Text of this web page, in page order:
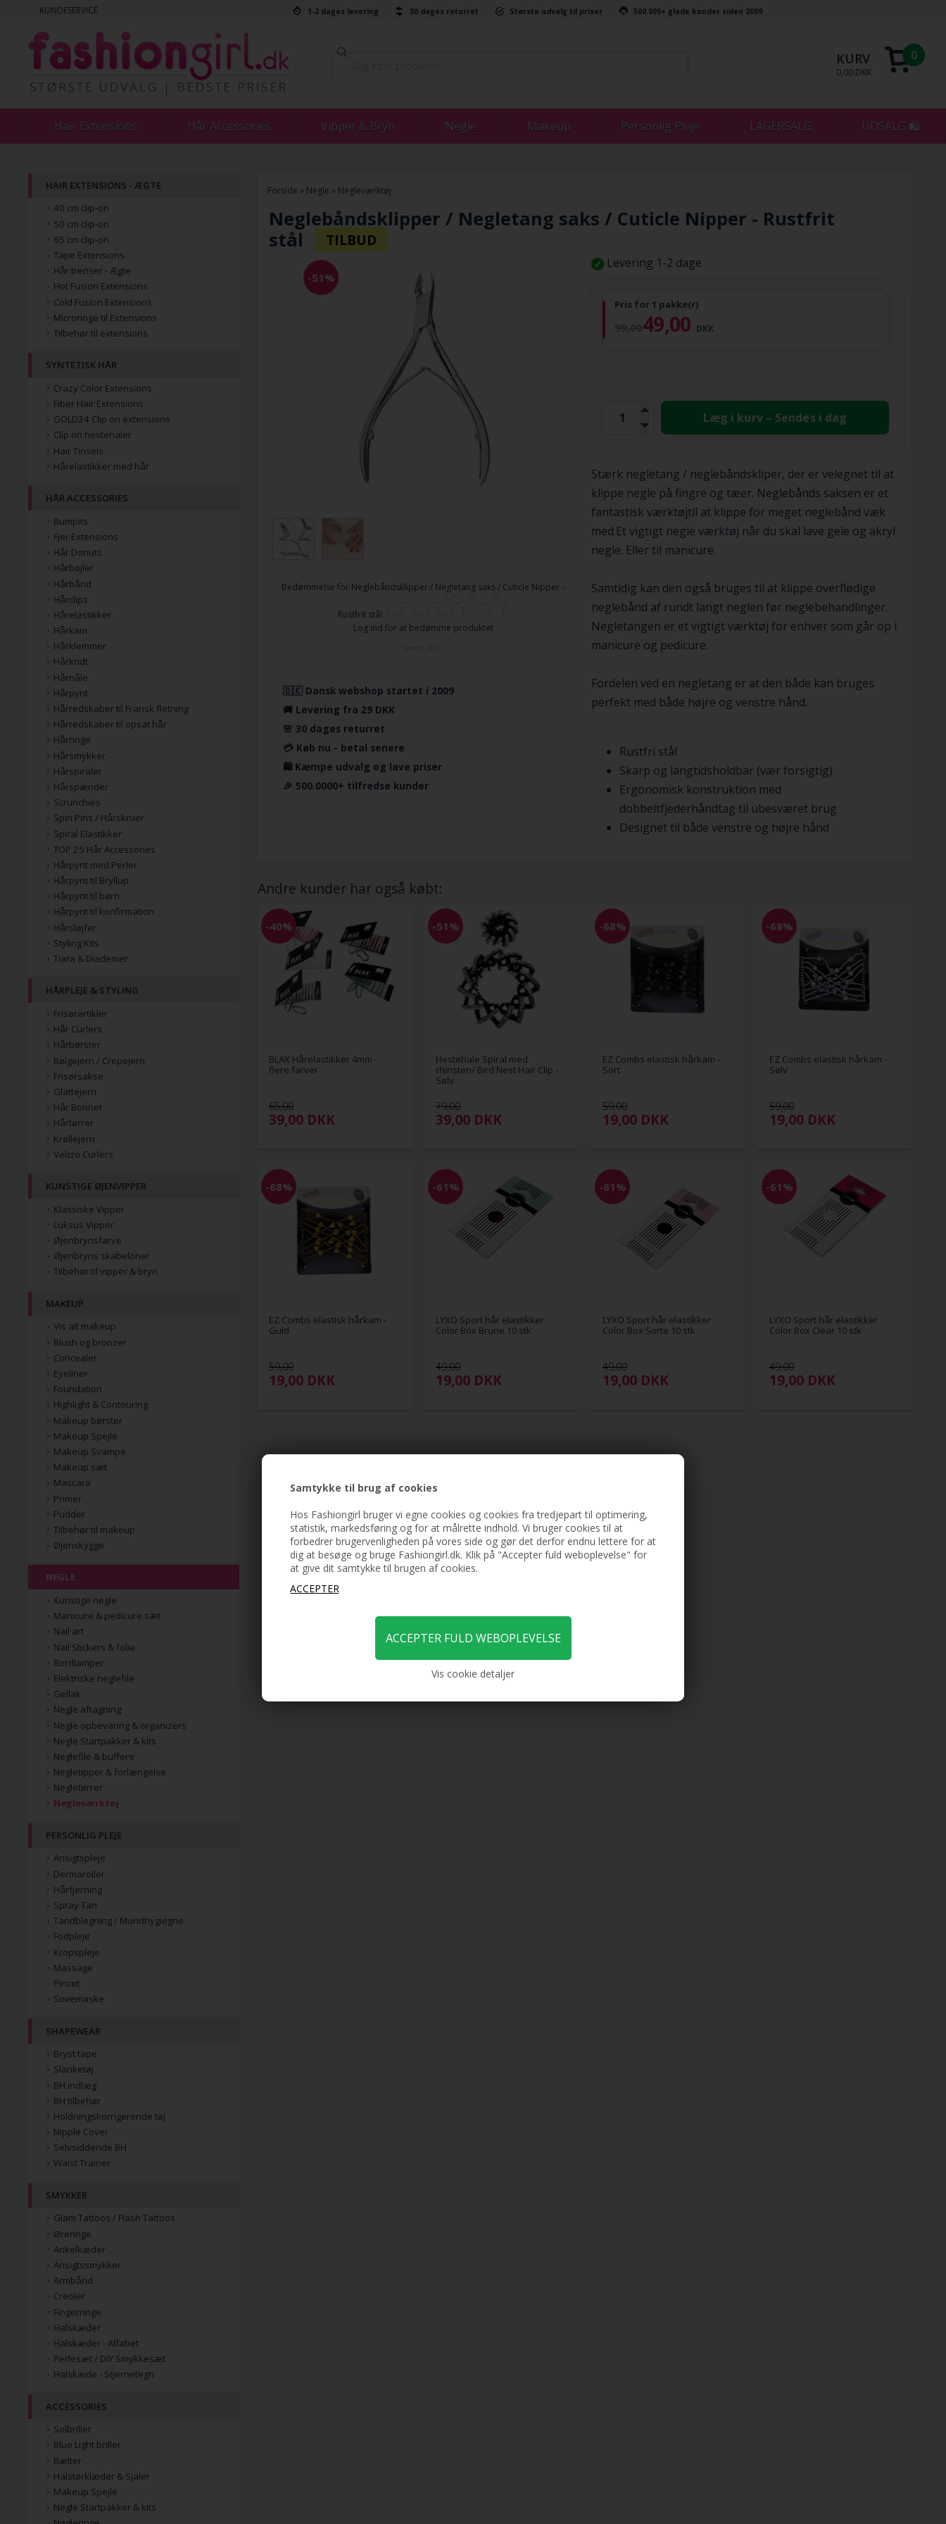
Samtykke til brug af cookies
Hos Fashiongirl bruger vi egne cookies og cookies fra tredjepart til optimering,
statistik, markedsføring og for at målrette indhold. Vi bruger cookies til at
forbedrer brugervenligheden på vores side og gør det derfor endnu lettere for at
dig at besøge og bruge Fashiongirl.dk. Klik på "Accepter fuld weboplevelse" for
at give dit samtykke til brugen af cookies.
Vis cookie detaljer
KUNDESERVICE 1-2 dages levering 30 dages returret Største udvalg til priser 500.000+ glade kunder siden 2009
KURV
0,00 DKK
0
Hair Extensions Hår Accessories Vipper & Bryn Negle Makeup Personlig Pleje LAGERSALG UDSALG 🛍
Forside » Negle » Negleværktøj
Neglebåndsklipper / Negletang saks / Cuticle Nipper - Rustfrit
stål
-51%
Bedømmelse for Neglebåndsklipper / Negletang saks / Cuticle Nipper -
Rustfrit stål
Log ind for at bedømme produktet
🇩🇰 Dansk webshop startet i 2009
🚚 Levering fra 29 DKK
🌸 30 dages returret
💳 Køb nu - betal senere
🛍️ Kæmpe udvalg og lave priser
🎉 500.0000+ tilfredse kunder
Levering 1-2 dage
Pris for 1 pakke(r)
49,00 DKK
Læg i kurv – Sendes i dag
Stærk negletang / neglebåndskliper, der er velegnet til at
klippe negle på fingre og tæer. Neglebånds saksen er et
fantastisk værktøjtil at klippe for meget neglebånd væk
med.Et vigtigt negle værktøj når du skal lave gele og akryl
negle. Eller til manicure.
Samtidig kan den også bruges til at klippe overflødige
neglebånd af rundt langt neglen før neglebehandlinger.
Negletangen er et vigtigt værktøj for enhver som går op i
manicure og pedicure.
Fordelen ved en negletang er at den både kan bruges
perfekt med både højre og venstre hånd.
Rustfri stål
Skarp og langtidsholdbar (vær forsigtig)
Ergonomisk konstruktion med
dobbeltfjederhåndtag til ubesværet brug
Designet til både venstre og højre hånd
Andre kunder har også købt:
-40%
BLAX Hårelastikker 4mm -
flere farver
65,00
39,00 DKK
-51%
Hestehale Spiral med
rhinsten/ Bird Nest Hair Clip -
Sølv
79,00
39,00 DKK
-68%
EZ Combs elastisk hårkam -
Sort
59,00
19,00 DKK
-68%
EZ Combs elastisk hårkam -
Sølv
59,00
19,00 DKK
-68%
EZ Combs elastisk hårkam -
Guld
59,00
19,00 DKK
-61%
LYXO Sport hår elastikker
Color Box Brune 10 stk
49,00
19,00 DKK
-61%
LYXO Sport hår elastikker
Color Box Sorte 10 stk
49,00
19,00 DKK
-61%
LYXO Sport hår elastikker
Color Box Clear 10 stk
49,00
19,00 DKK
HAIR EXTENSIONS - ÆGTE
40 cm clip-on
50 cm clip-on
65 cm clip-on
Tape Extensions
Hår trenser - Ægte
Hot Fusion Extensions
Cold Fusion Extensions
Microringe til Extensions
Tilbehør til extensions
SYNTETISK HÅR
Crazy Color Extensions
Fiber Hair Extensions
GOLD24 Clip on extensions
Clip on hestehaler
Hair Tinsels
Hårelastikker med hår
HÅR ACCESSORIES
Bumpits
Fjer Extensions
Hår Donuts
Hårbøjler
Hårbånd
Hårclips
Hårelastikker
Hårkam
Hårklemmer
Hårkridt
Hårnåle
Hårpynt
Hårredskaber til Fransk fletning
Hårredskaber til opsat hår
Hårringe
Hårsmykker
Hårspiraler
Hårspænder
Scrunchies
Spin Pins / Hårskruer
Spiral Elastikker
TOP 25 Hår Accessories
Hårpynt med Perler
Hårpynt til Bryllup
Hårpynt til børn
Hårpynt til konfirmation
Hårsløjfer
Styling Kits
Tiara & Diademer
HÅRPLEJE & STYLING
Frisørartikler
Hår Curlers
Hårbørster
Bølgejern / Crepejern
Frisørsakse
Glattejern
Hår Bonnet
Hårtørrer
Krøllejern
Velcro Curlers
KUNSTIGE ØJENVIPPER
Klassiske Vipper
Luksus Vipper
Øjenbrynsfarve
Øjenbryns skabeloner
Tilbehør til vipper & bryn
MAKEUP
Vis alt makeup
Blush og bronzer
Concealer
Eyeliner
Foundation
Highlight & Contouring
Makeup børster
Makeup Spejle
Makeup Svampe
Makeup sæt
Mascara
Primer
Pudder
Tilbehør til makeup
Øjenskygge
NEGLE
Kunstige negle
Manicure & pedicure sæt
Nail art
Nail Stickers & folie
Bordlamper
Elektriske neglefile
Gellak
Negle aftagning
Negle opbevaring & organizers
Negle Startpakker & kits
Neglefile & buffere
Negletipper & forlængelse
Negletørrer
Negleværktøj
PERSONLIG PLEJE
Ansigtspleje
Dermaroller
Hårfjerning
Spray Tan
Tandblegning / Mundhygiegne
Fodpleje
Kropspleje
Massage
Pincet
Sovemaske
SHAPEWEAR
Bryst tape
Slanketøj
BH indlæg
BH tilbehør
Holdningskorrigerende tøj
Nipple Cover
Selvsiddende BH
Waist Trainer
SMYKKER
Glam Tattoos / Flash Tattoos
Øreringe
Ankelkæder
Ansigtssmykker
Armbånd
Creoler
Fingerringe
Halskæder
Halskæder - Alfabet
Perlesæt / DIY Smykkesæt
Halskæde - Stjernetegn
ACCESSORIES
Solbriller
Blue Light briller
Bælter
Halstørklæder & Sjaler
Makeup Spejle
Negle Startpakker & kits